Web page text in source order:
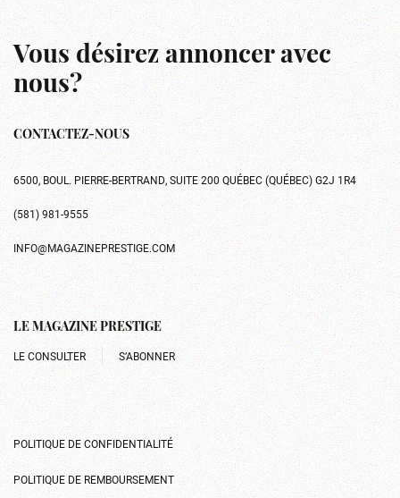
Vous désirez annoncer avec
nous?
CONTACTEZ-NOUS
6500, BOUL. PIERRE-BERTRAND, SUITE 200 QUÉBEC (QUÉBEC) G2J 1R4
(581) 981-9555
INFO@MAGAZINEPRESTIGE.COM
LE MAGAZINE PRESTIGE
LE CONSULTER S’ABONNER
POLITIQUE DE CONFIDENTIALITÉ
POLITIQUE DE REMBOURSEMENT